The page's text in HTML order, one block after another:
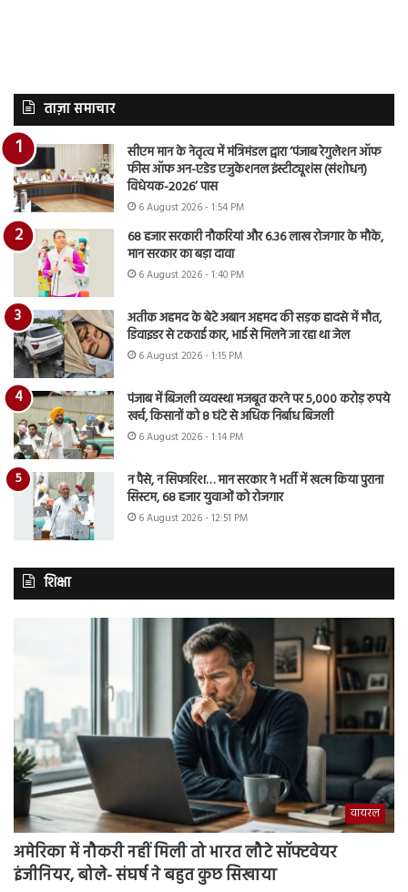
ताज़ा समाचार
सीएम मान के नेतृत्व में मंत्रिमंडल द्वारा ‘पंजाब रेगुलेशन ऑफ
फीस ऑफ अन-एडेड एजुकेशनल इंस्टीट्यूशंस (संशोधन)
विधेयक-2026’ पास
6 August 2026 - 1:54 PM
68 हजार सरकारी नौकरियां और 6.36 लाख रोजगार के मौके,
मान सरकार का बड़ा दावा
6 August 2026 - 1:40 PM
अतीक अहमद के बेटे अबान अहमद की सड़क हादसे में मौत,
डिवाइडर से टकराई कार, भाई से मिलने जा रहा था जेल
6 August 2026 - 1:15 PM
पंजाब में बिजली व्यवस्था मजबूत करने पर 5,000 करोड़ रुपये
खर्च, किसानों को 8 घंटे से अधिक निर्बाध बिजली
6 August 2026 - 1:14 PM
न पैसे, न सिफारिश… मान सरकार ने भर्ती में खत्म किया पुराना
सिस्टम, 68 हजार युवाओं को रोजगार
6 August 2026 - 12:51 PM
शिक्षा
वायरल
अमेरिका में नौकरी नहीं मिली तो भारत लौटे सॉफ्टवेयर
इंजीनियर, बोले- संघर्ष ने बहुत कुछ सिखाया